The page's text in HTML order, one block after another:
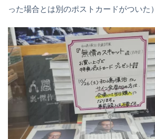
った場合とは別のポストカードがついた）